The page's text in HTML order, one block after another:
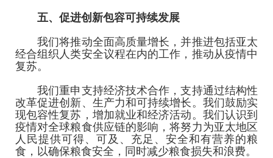
五、促进创新包容可持续发展
我们将推动全面高质量增长，并推进包括亚太
经合组织人类安全议程在内的工作，推动从疫情中
复苏。
我们重申支持经济技术合作，支持通过结构性
改革促进创新、生产力和可持续增长。我们鼓励实
现包容性复苏，增加就业和经济活动。我们认识到
疫情对全球粮食供应链的影响，将努力为亚太地区
人民提供可得、可及、充足、安全和有营养的粮
食，以确保粮食安全，同时减少粮食损失和浪费。